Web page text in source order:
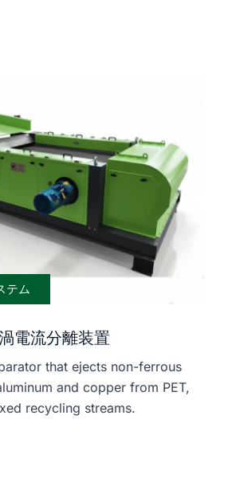
テム
電流分離装置
that ejects non-ferrous
and copper from PET,
recycling streams.